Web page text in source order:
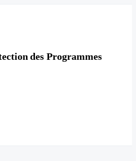
des Programmes